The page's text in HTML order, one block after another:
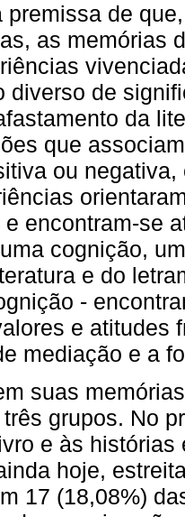
premissa de
as memórias
diverso de
da
que
ou
encontram-se
cognição,
e do
-
e atitudes
mediação e a
suas
grupos. No
e às
hoje,
17 (18,08%)